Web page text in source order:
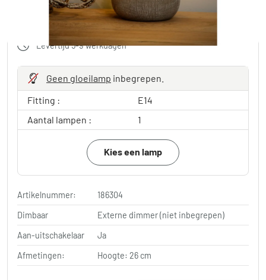
Gratis verzending vanaf 100€ bestelwaarde
Levertijd 5-9 werkdagen
Geen gloeilamp inbegrepen.
Fitting :
E14
Aantal lampen :
1
Kies een lamp
Artikelnummer:
186304
Dimbaar
Externe dimmer (niet inbegrepen)
Aan-uitschakelaar
Ja
Afmetingen:
Hoogte: 26 cm